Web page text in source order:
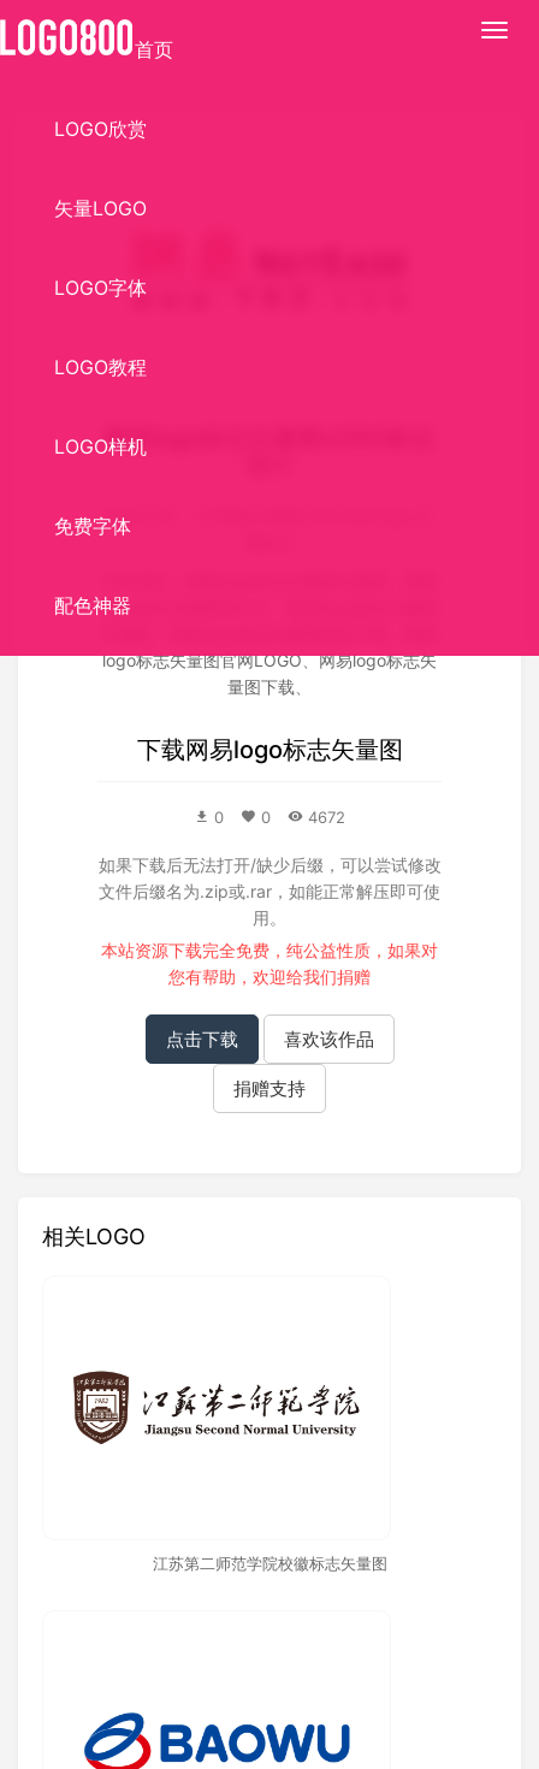
展
首页
LOGO欣赏
矢量LOGO
LOGO字体
LOGO教程
LOGO样机
免费字体
配色神器
网易logo标志矢量图LOGO标志
标志介绍： CDR格式,网易,NetEase,logo,矢
logo标志矢量图源文件
logo标志矢量图官网LOGO、网易logo标志矢
量图下载、
下载网易logo标志矢量图
0 0 4672
如果下载后无法打开/缺少后缀，可以尝试修改
文件后缀名为.zip或.rar，如能正常解压即可使
用。
本站资源下载完全免费，纯公益性质，如果对
您有帮助，欢迎给我们捐赠
点击下载 喜欢该作品
捐赠支持
相关LOGO
江苏第二师范学院校徽标志矢量图